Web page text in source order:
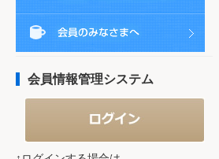
会員情報管理システム